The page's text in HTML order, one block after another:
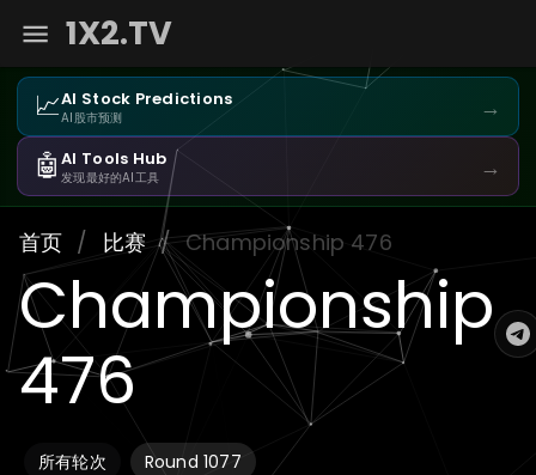
1X2.TV
📈AI Stock Predictions
AI股市预测 →
🤖AI Tools Hub
发现最好的AI工具 →
首页 / 比赛 / Championship 476
Championship
476
所有轮次 Round 1077